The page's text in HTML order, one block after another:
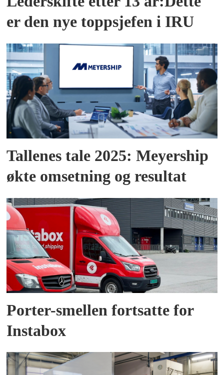
er den nye toppsjefen i IRU
Tallenes tale 2025: Meyership
økte omsetning og resultat
Porter-smellen fortsatte for
Instabox